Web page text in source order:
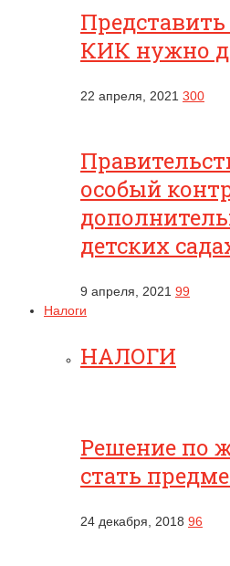
КИК нужно
22 апреля, 2021 300
особый
детских
9 апреля, 2021 99
Налоги
НАЛОГИ
Решение по
стать
24 декабря, 2018 96